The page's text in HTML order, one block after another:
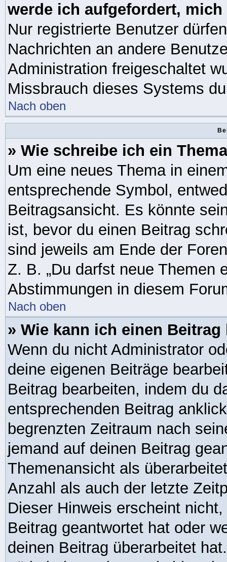
werde ich aufgefordert, mich
Nur registrierte Benutzer
Nachrichten an andere
Administration freigeschaltet
Missbrauch dieses Systems
Nach oben
» Wie schreibe ich ein
Um eine neues Thema in
entsprechende Symbol,
Beitragsansicht. Es könnte
ist, bevor du einen Beitrag
sind jeweils am Ende der
Z. B. „Du darfst neue Themen
Abstimmungen in diesem
Nach oben
» Wie kann ich einen
Wenn du nicht Administrator
deine eigenen Beiträge
Beitrag bearbeiten, indem du
entsprechenden Beitrag
begrenzten Zeitraum nach
jemand auf deinen Beitrag
Themenansicht als
Anzahl als auch der letzte
Dieser Hinweis erscheint
Beitrag geantwortet hat oder
deinen Beitrag überarbeitet